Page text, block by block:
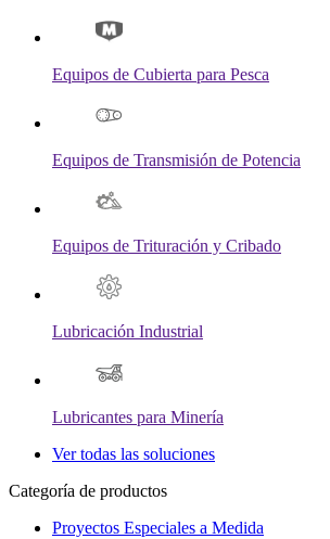
Equipos de Cubierta para Pesca
Equipos de Transmisión de Potencia
Equipos de Trituración y Cribado
Lubricación Industrial
Lubricantes para Minería
Ver todas las soluciones
Categoría de productos
Proyectos Especiales a Medida